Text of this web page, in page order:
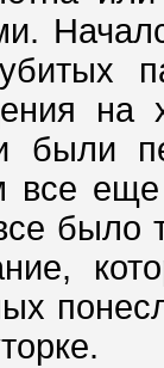
на
все
было